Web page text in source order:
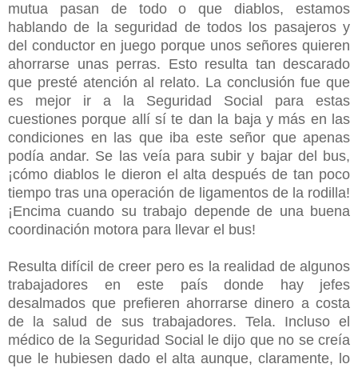
mutua pasan de todo o que diablos, estamos
hablando de la seguridad de todos los pasajeros y
del conductor en juego porque unos señores quieren
ahorrarse unas perras. Esto resulta tan descarado
que presté atención al relato. La conclusión fue que
es mejor ir a la Seguridad Social para estas
cuestiones porque allí sí te dan la baja y más en las
condiciones en las que iba este señor que apenas
podía andar. Se las veía para subir y bajar del bus,
¡cómo diablos le dieron el alta después de tan poco
tiempo tras una operación de ligamentos de la rodilla!
¡Encima cuando su trabajo depende de una buena
coordinación motora para llevar el bus!
Resulta difícil de creer pero es la realidad de algunos
trabajadores en este país donde hay jefes
desalmados que prefieren ahorrarse dinero a costa
de la salud de sus trabajadores. Tela. Incluso el
médico de la Seguridad Social le dijo que no se creía
que le hubiesen dado el alta aunque, claramente, lo